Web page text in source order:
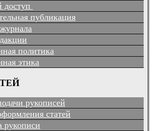
публикация
политика
этика
рукописей
статей
рукописи